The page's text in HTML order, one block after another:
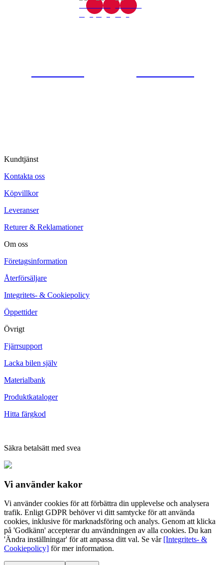
Kundtjänst
Kontakta oss
Köpvillkor
Leveranser
Returer & Reklamationer
Om oss
Företagsinformation
Återförsäljare
Integritets- & Cookiepolicy
Öppettider
Övrigt
Fjärrsupport
Lacka bilen själv
Materialbank
Produktkataloger
Hitta färgkod
Säkra betalsätt med svea
Vi använder kakor
Vi använder cookies för att förbättra din upplevelse och analysera
trafik. Enligt GDPR behöver vi ditt samtycke för att använda
cookies, inklusive för marknadsföring och analys. Genom att klicka
på 'Godkänn' accepterar du användningen av alla cookies. Du kan
'Ändra inställningar' för att anpassa ditt val. Se vår [Integritets- &
Cookiepolicy] för mer information.